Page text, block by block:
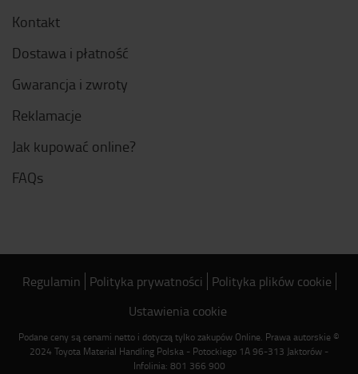
Kontakt
Dostawa i płatność
Gwarancja i zwroty
Reklamacje
Jak kupować online?
FAQs
Regulamin Polityka prywatności
Polityka plików cookie
Ustawienia cookie
Podane ceny są cenami netto i dotyczą tylko zakupów Online. Prawa autorskie ©
2024 Toyota Material Handling Polska - Potockiego 1A 96-313 Jaktorów -
Infolinia: 801 366 900